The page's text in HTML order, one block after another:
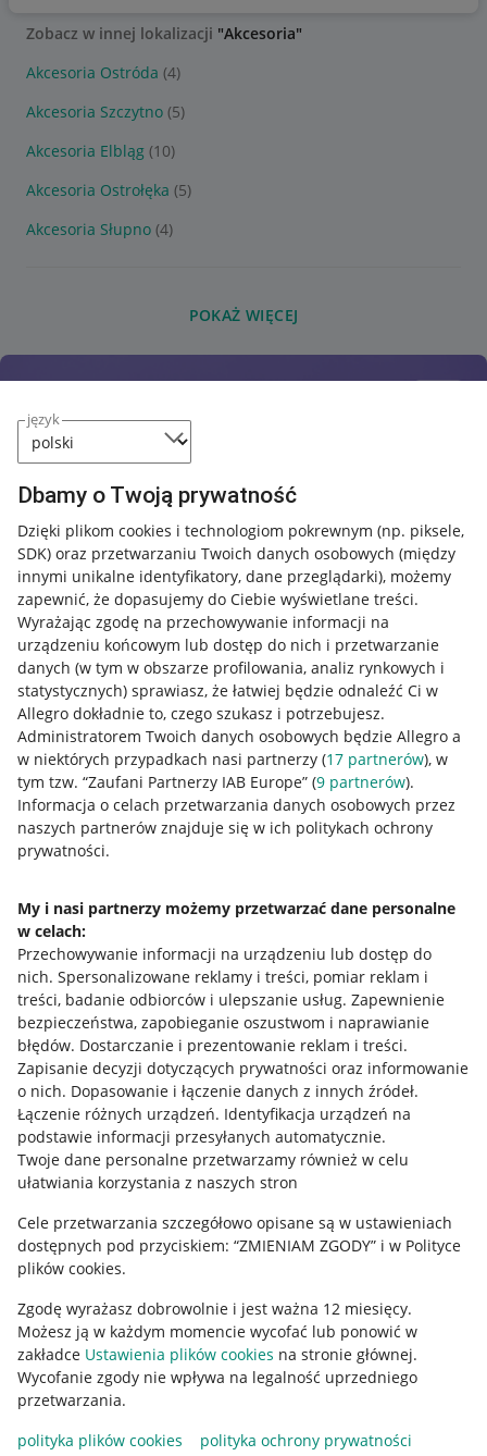
język
Dbamy o Twoją prywatność
Dzięki plikom cookies i technologiom pokrewnym (np. piksele,
SDK) oraz przetwarzaniu Twoich danych osobowych (między
innymi unikalne identyfikatory, dane przeglądarki), możemy
zapewnić, że dopasujemy do Ciebie wyświetlane treści.
Wyrażając zgodę na przechowywanie informacji na
urządzeniu końcowym lub dostęp do nich i przetwarzanie
danych (w tym w obszarze profilowania, analiz rynkowych i
statystycznych) sprawiasz, że łatwiej będzie odnaleźć Ci w
Allegro dokładnie to, czego szukasz i potrzebujesz.
Administratorem Twoich danych osobowych będzie Allegro a
w niektórych przypadkach nasi partnerzy (17 partnerów), w
tym tzw. “Zaufani Partnerzy IAB Europe” (9 partnerów).
Informacja o celach przetwarzania danych osobowych przez
naszych partnerów znajduje się w ich politykach ochrony
prywatności.
My i nasi partnerzy możemy przetwarzać dane personalne
w celach:
Przechowywanie informacji na urządzeniu lub dostęp do
nich. Spersonalizowane reklamy i treści, pomiar reklam i
treści, badanie odbiorców i ulepszanie usług. Zapewnienie
bezpieczeństwa, zapobieganie oszustwom i naprawianie
błędów. Dostarczanie i prezentowanie reklam i treści.
Zapisanie decyzji dotyczących prywatności oraz informowanie
o nich. Dopasowanie i łączenie danych z innych źródeł.
Łączenie różnych urządzeń. Identyfikacja urządzeń na
podstawie informacji przesyłanych automatycznie.
Twoje dane personalne przetwarzamy również w celu
ułatwiania korzystania z naszych stron
Cele przetwarzania szczegółowo opisane są w ustawieniach
dostępnych pod przyciskiem: “ZMIENIAM ZGODY” i w Polityce
plików cookies.
Zgodę wyrażasz dobrowolnie i jest ważna 12 miesięcy.
Możesz ją w każdym momencie wycofać lub ponowić w
zakładce Ustawienia plików cookies na stronie głównej.
Wycofanie zgody nie wpływa na legalność uprzedniego
przetwarzania.
polityka plików cookies
polityka ochrony prywatności
Zobacz w innej lokalizacji "Akcesoria"
Akcesoria Ostróda (4)
Akcesoria Szczytno (5)
Akcesoria Elbląg (10)
Akcesoria Ostrołęka (5)
Akcesoria Słupno (4)
POKAŻ WIĘCEJ
Przydatne informacje
Jak to działa
Allegro Gadane dla sprzedających
Allegro Gadane dla kupujących
Mapa miejscowości
Informacje prawne
Regulamin
Polityka plików "cookies"
Ustawienia plików "cookies"
Udostępnianie lokalizacji
Informacje dla Aktu o Usługach Cyfrowych
Pobierz aplikację